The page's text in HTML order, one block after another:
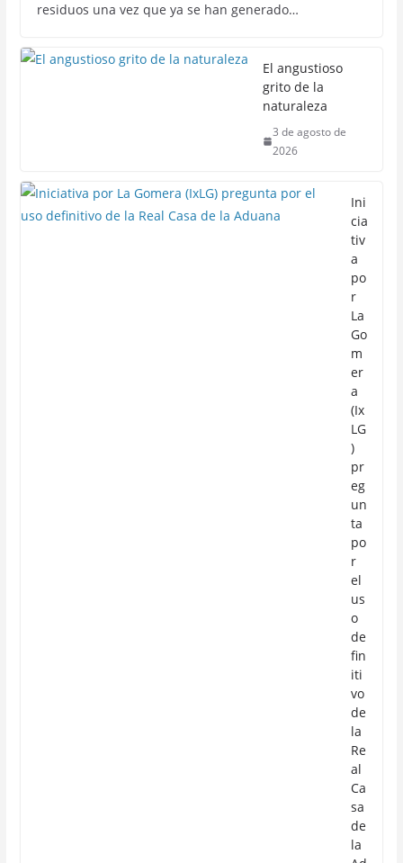
residuos una vez que ya se han generado…
El angustioso
grito de la
naturaleza
3 de agosto de
2026
Ini
cia
tiv
a
po
r
La
Go
m
er
a
(Ix
LG
)
pr
eg
un
ta
po
r
el
us
o
de
fin
iti
vo
de
la
Re
al
Ca
sa
de
la